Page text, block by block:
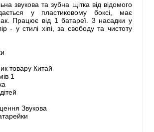
звукова та зубна щітка від відомого
у пластиковому боксі, має
Працює від 1 батареї. 3 насадки у
- у стилі хіпі, за свободу та чистоту
товару Китай
1
Звукова